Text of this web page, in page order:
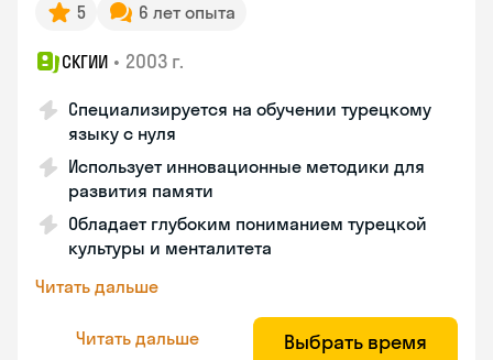
5 6 лет опыта
СКГИИ • 2003 г.
Специализируется на обучении турецкому
языку с нуля
Использует инновационные методики для
развития памяти
Обладает глубоким пониманием турецкой
культуры и менталитета
Читать дальше
Читать дальше Выбрать время